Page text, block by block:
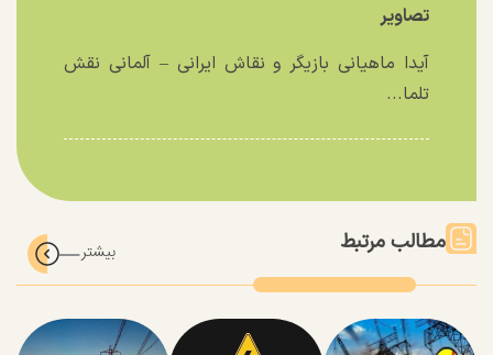
تصاویر
آیدا ماهیانی بازیگر و نقاش ایرانی – آلمانی نقش
تلما...
مطالب مرتبط